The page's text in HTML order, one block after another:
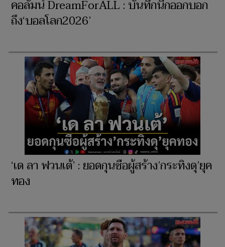
คอลัมน์ DreamForALL : บันทึกนึกออกบอก
ถึง‘บอลโลก2026’
‘เด ลา ฟวนเต้’ : ยอดกุนซือผู้สร้าง’กระทิงดุ’ยุค
ทอง